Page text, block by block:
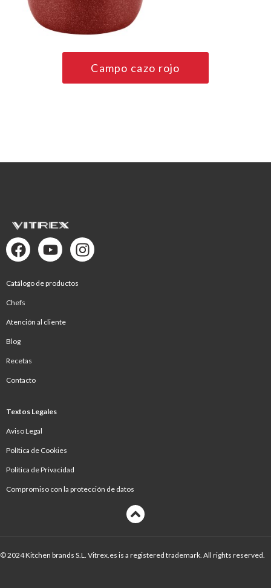
Campo cazo rojo
Catálogo de productos
Chefs
Atención al cliente
Blog
Recetas
Contacto
Textos Legales
Aviso Legal
Política de Cookies
Política de Privacidad
Compromiso con la protección de datos
© 2024 Kitchen brands S.L. Vitrex.es is a registered trademark. All rights reserved.